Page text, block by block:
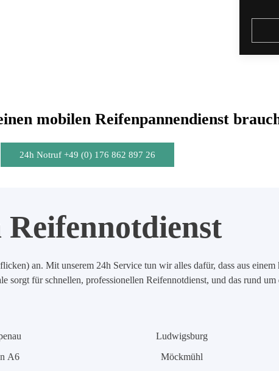
mobilen Reifenpannendienst
24h Notruf +49 (0) 176 862 897 26
Reifennotdienst
an. Mit unserem 24h Service tun wir alles dafür, dass aus
sorgt für schnellen, professionellen Reifennotdienst, und das rund um
A6
Ludwigsburg
Möckmühl